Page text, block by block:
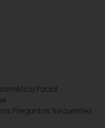
Facial
Preguntas frecuentes